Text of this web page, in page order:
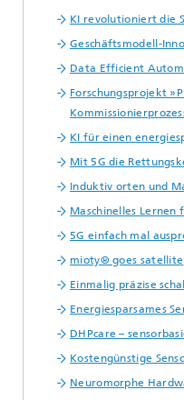
KI revolutioniert die
Geschäftsmodell-
Data Efficient
Forschungsprojekt
KI für einen
Mit 5G die
Induktiv orten und
Maschinelles Lernen
5G einfach mal
mioty® goes satellite
Einmalig präzise
Energiesparsames
DHPcare –
Kostengünstige
Neuromorphe